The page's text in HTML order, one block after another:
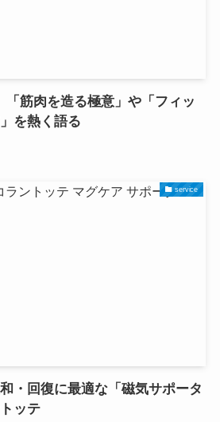
「筋肉を造る極意」や「フィッ
を熱く語る
service
・回復に最適な「磁気サポータ
ッテ